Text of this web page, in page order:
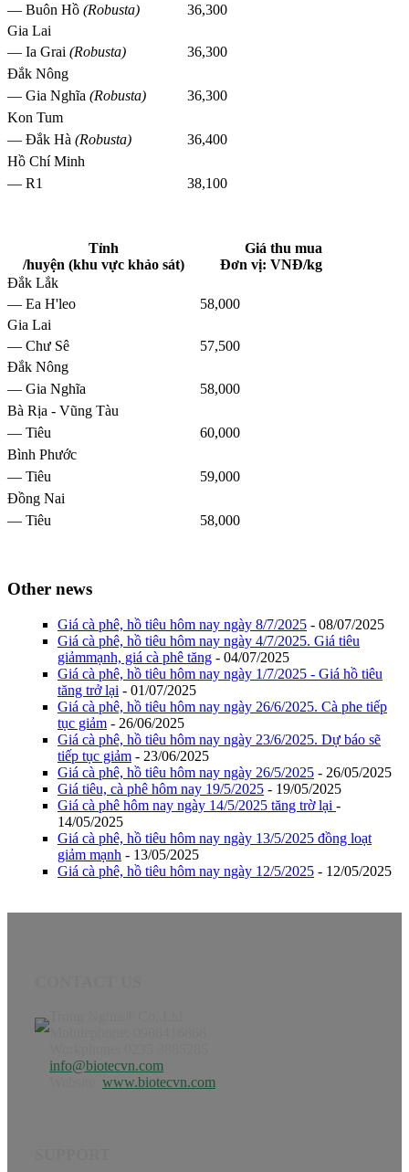
— Buôn Hồ (Robusta)
36,300
Gia Lai
— Ia Grai (Robusta)
36,300
Đắk Nông
— Gia Nghĩa (Robusta)
36,300
Kon Tum
— Đắk Hà (Robusta)
36,400
Hồ Chí Minh
— R1
38,100
Tỉnh
/huyện (khu vực khảo sát)
Giá thu mua
Đơn vị: VNĐ/kg
Đắk Lắk
— Ea H'leo
58,000
Gia Lai
— Chư Sê
57,500
Đắk Nông
— Gia Nghĩa
58,000
Bà Rịa - Vũng Tàu
— Tiêu
60,000
Bình Phước
— Tiêu
59,000
Đồng Nai
— Tiêu
58,000
Other news
Giá cà phê, hồ tiêu hôm nay ngày 8/7/2025 - 08/07/2025
Giá cà phê, hồ tiêu hôm nay ngày 4/7/2025. Giá tiêu
giảmmạnh, giá cà phê tăng - 04/07/2025
Giá cà phê, hồ tiêu hôm nay ngày 1/7/2025 - Giá hồ tiêu
tăng trở lại - 01/07/2025
Giá cà phê, hồ tiêu hôm nay ngày 26/6/2025. Cà phe tiếp
tục giảm - 26/06/2025
Giá cà phê, hồ tiêu hôm nay ngày 23/6/2025. Dự báo sẽ
tiếp tục giảm - 23/06/2025
Giá cà phê, hồ tiêu hôm nay ngày 26/5/2025 - 26/05/2025
Giá tiêu, cà phê hôm nay 19/5/2025 - 19/05/2025
Giá cà phê hôm nay ngày 14/5/2025 tăng trờ lại -
14/05/2025
Giá cà phê, hồ tiêu hôm nay ngày 13/5/2025 đồng loạt
giảm mạnh - 13/05/2025
Giá cà phê, hồ tiêu hôm nay ngày 12/5/2025 - 12/05/2025
info@biotecvn.com
www.biotecvn.com